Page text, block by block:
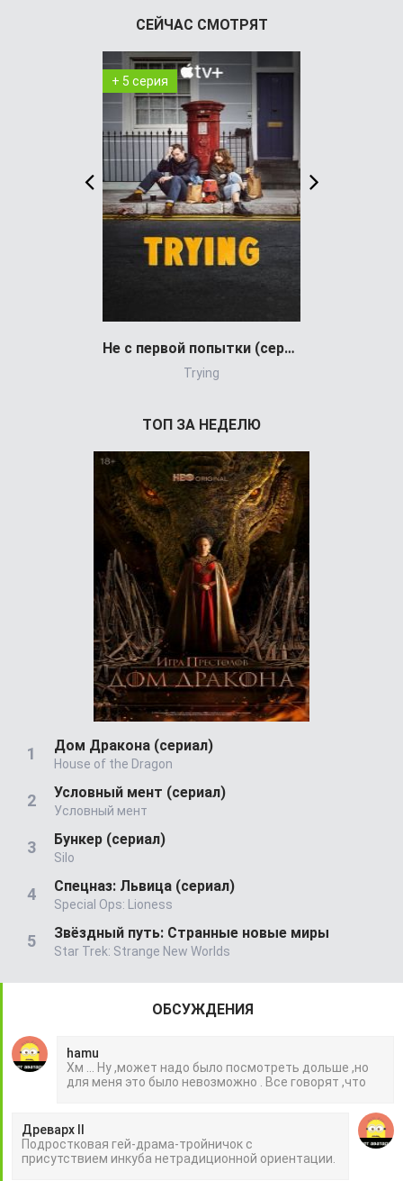
СЕЙЧАС СМОТРЯТ
+ 5 серия
Не с первой попытки (сериал)
Trying
ТОП ЗА НЕДЕЛЮ
Дом Дракона (сериал)
House of the Dragon
Условный мент (сериал)
Условный мент
Бункер (сериал)
Silo
Спецназ: Львица (сериал)
Special Ops: Lioness
Звёздный путь: Странные новые миры
Star Trek: Strange New Worlds
ОБСУЖДЕНИЯ
hamu
Хм ... Ну ,может надо было посмотреть дольше ,но
для меня это было невозможно . Все говорят ,что
Древарх II
Подростковая гей-драма-тройничок с
присутствием инкуба нетрадиционной ориентации.